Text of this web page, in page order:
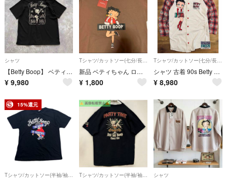
シャツ
【Betty Boop】 ベティブープ オープンカラーシャツ アロハシャツ 刺繍
¥ 9,980
Tシャツ/カットソー(七分/長袖)
新品 ベティちゃん ロンT M
¥ 1,800
Tシャツ/カットソー(七分/長袖)
シャツ 古着 90s Betty Boop ベティ・ブープ L 七分丈 USA製
¥ 8,980
15%還元
Tシャツ/カットソー(半袖/袖なし) Tシャツ/カットソー(半袖/袖なし) シャツ